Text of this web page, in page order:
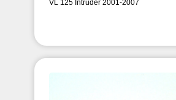
VL 125 Intruder 2001-2007